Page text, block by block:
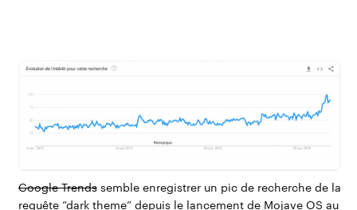
Google Trendssemble enregistrer un pic de recherche de la
requête “dark theme” depuis le lancement de Mojave OS au